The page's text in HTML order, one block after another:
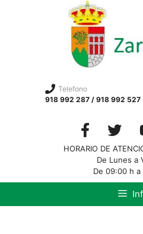
Telefono
918 992 287 / 918 992 527
HORARIO DE
De Lunes a
De 09:00 h a